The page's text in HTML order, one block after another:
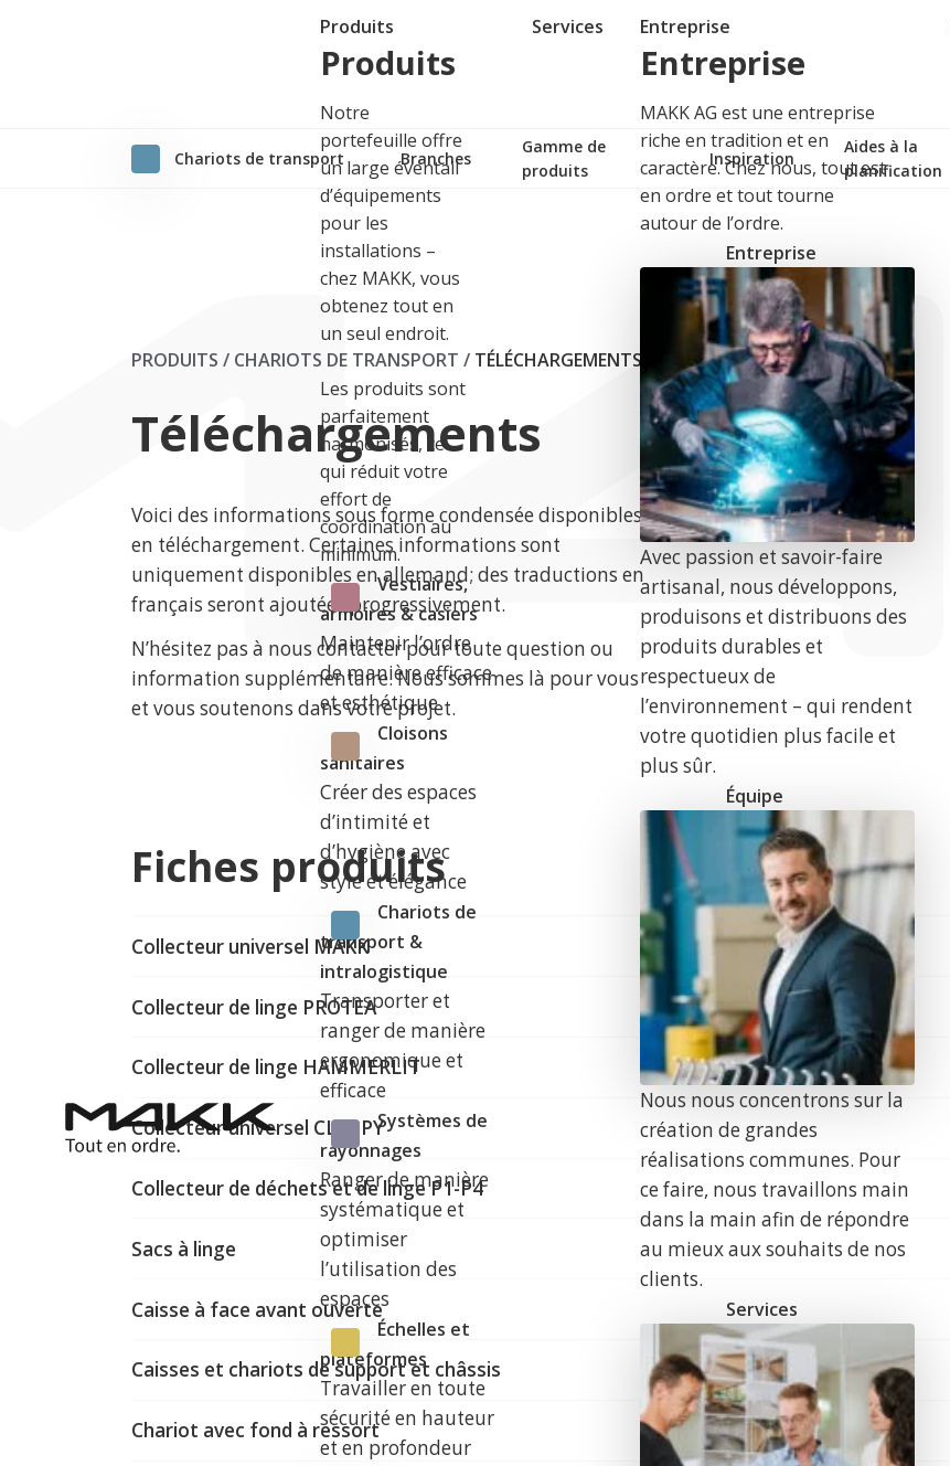
Produits
Produits
Notre
portefeuille offre
un large éventail
d’équipements
pour les
installations –
chez MAKK, vous
obtenez tout en
un seul endroit.
Les produits sont
parfaitement
harmonisés, ce
qui réduit votre
effort de
coordination au
minimum.
Vestiaires,
armoires & casiers
Maintenir l’ordre
de manière efficace
et esthétique
Cloisons
sanitaires
Créer des espaces
d’intimité et
d’hygiène avec
style et élégance
Chariots de
transport &
intralogistique
Transporter et
ranger de manière
ergonomique et
efficace
Systèmes de
rayonnages
Ranger de manière
systématique et
optimiser
l’utilisation des
espaces
Échelles et
plateformes
Travailler en toute
sécurité en hauteur
et en profondeur
Services Entreprise
Entreprise
MAKK AG est une entreprise
riche en tradition et en
caractère. Chez nous, tout est
en ordre et tout tourne
autour de l’ordre.
Entreprise
Avec passion et savoir-faire
artisanal, nous développons,
produisons et distribuons des
produits durables et
respectueux de
l’environnement – qui rendent
votre quotidien plus facile et
plus sûr.
Équipe
Nous nous concentrons sur la
création de grandes
réalisations communes. Pour
ce faire, nous travaillons main
dans la main afin de répondre
au mieux aux souhaits de nos
clients.
Services
Chariots de transport Branches
Gamme de
produits
Inspiration
Aides à la
planification
PRODUITS / CHARIOTS DE TRANSPORT / TÉLÉCHARGEMENTS
Téléchargements
Voici des informations sous forme condensée disponibles
en téléchargement. Certaines informations sont
uniquement disponibles en allemand; des traductions en
français seront ajoutées progressivement.
N’hésitez pas à nous contacter pour toute question ou
information supplémentaire. Nous sommes là pour vous
et vous soutenons dans votre projet.
Fiches produits
Collecteur universel MAKK
Collecteur de linge PROTEA
Collecteur de linge HAMMERLIT
Collecteur universel CLAPPY
Collecteur de déchets et de linge P1-P4
Sacs à linge
Caisse à face avant ouverte
Caisses et chariots de support et châssis
Chariot avec fond à ressort